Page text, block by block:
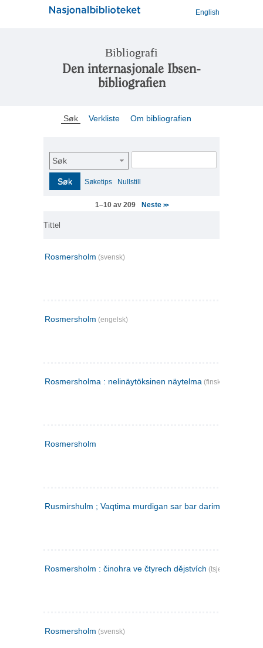
English
Bibliografi
Den internasjonale Ibsen-
bibliografien
Søk Verkliste Om bibliografien
Søk
Søk Søketips Nullstill
1–10 av 209 Neste >>
Tittel
Rosmersholm (svensk)
Rosmersholm (engelsk)
Rosmersholma : nelinäytöksinen näytelma (finsk)
Rosmersholm
Rusmirshulm ; Vaqtima murdigan sar bar darim
Rosmersholm : činohra ve čtyrech dějstvích (tsjekkisk)
Rosmersholm (svensk)